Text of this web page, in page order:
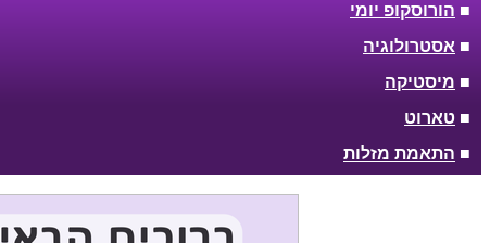
■ הורוסקופ יומי
■ אסטרולוגיה
■ מיסטיקה
■ טארוט
■ התאמת מזלות